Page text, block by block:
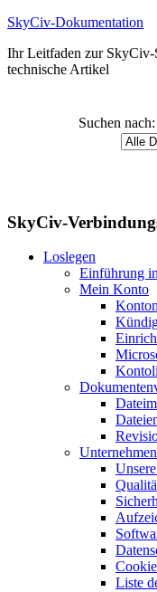
SkyCiv-Dokumentation
Ihr Leitfaden zur
technische Artikel
Suchen nach:
SkyCiv-
Loslegen
Einführung
Mein Konto
Unternehmen
Liste